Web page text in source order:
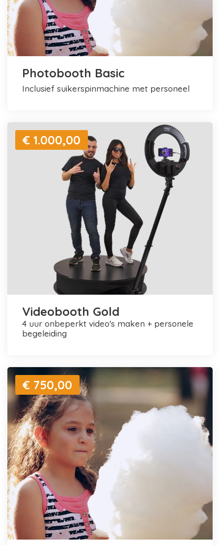
Photobooth Basic
inclusief suikerspinmachine met personeel
€ 1.000,00
Videobooth Gold
4 uur onbeperkt video's maken + personele
begeleiding
€ 750,00